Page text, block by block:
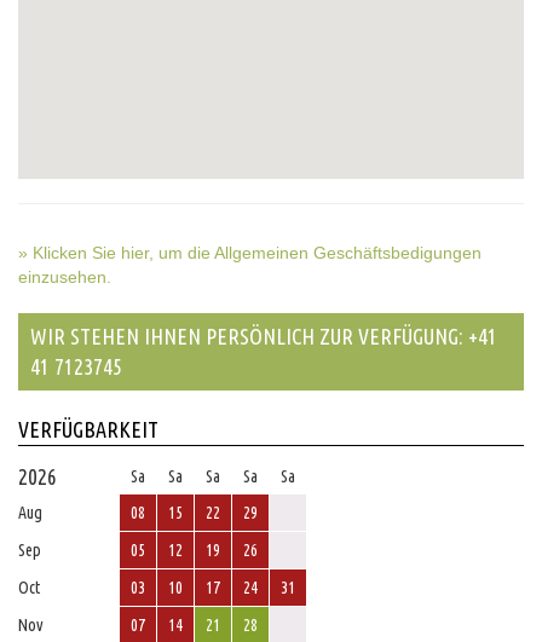
» Klicken Sie hier, um die Allgemeinen Geschäftsbedigungen
einzusehen.
WIR STEHEN IHNEN PERSÖNLICH ZUR VERFÜGUNG: +41
41 7123745
VERFÜGBARKEIT
2026
Sa Sa Sa Sa
Sa
Aug
08 15 22
29
Sep
05 12 19
26
Oct
03 10 17 24
31
Nov
07 14 21
28